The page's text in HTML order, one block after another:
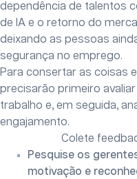
dependência de talentos
de IA e o retorno do
deixando as pessoas
segurança no emprego.
Para consertar as coisas
precisarão primeiro
trabalho e, em seguida,
engajamento.
Colete
Pesquise os
motivação e